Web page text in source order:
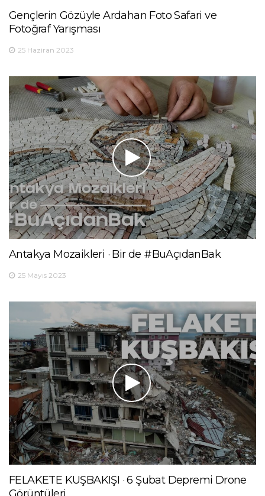
Gençlerin Gözüyle Ardahan Foto Safari ve
Fotoğraf Yarışması
25 Haziran 2023
Antakya Mozaikleri · Bir de #BuAçıdanBak
25 Mayıs 2023
FELAKETE KUŞBAKIŞI · 6 Şubat Depremi Drone
Görüntüleri